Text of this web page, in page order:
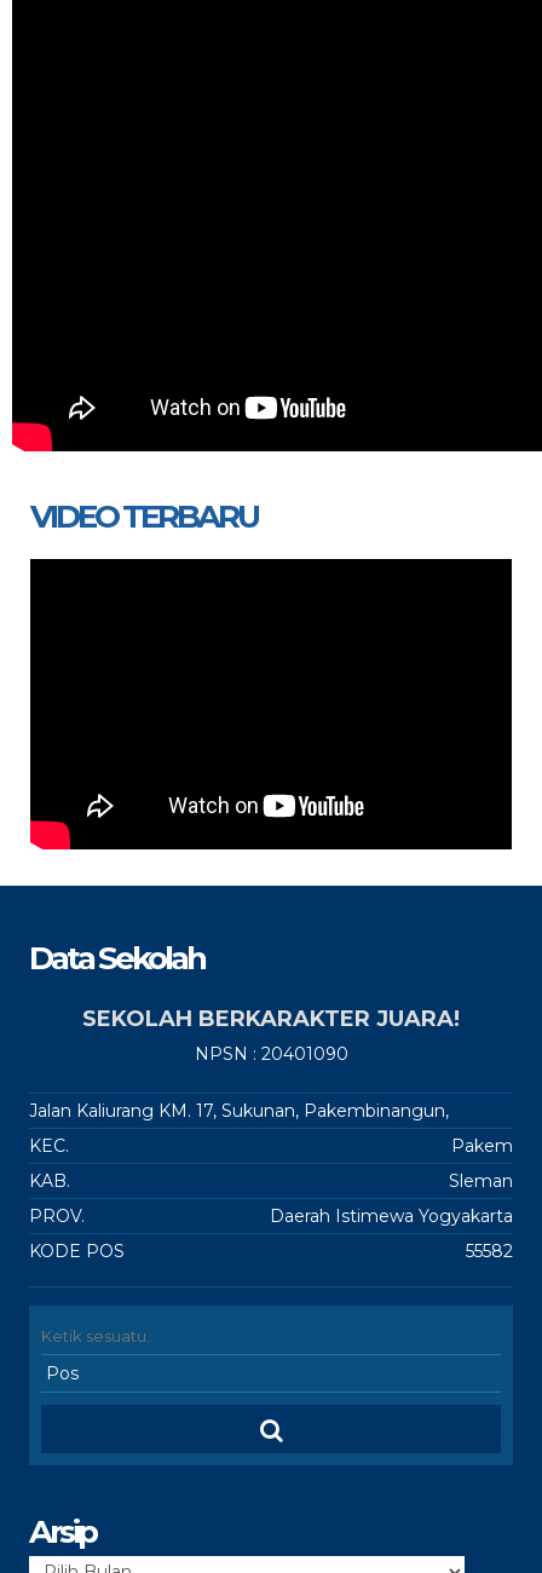
VIDEO TERBARU
Data Sekolah
SEKOLAH BERKARAKTER JUARA!
NPSN : 20401090
Jalan Kaliurang KM. 17, Sukunan, Pakembinangun,
KEC.
Pakem
KAB.
Sleman
PROV.
Daerah Istimewa Yogyakarta
KODE POS
55582
Arsip